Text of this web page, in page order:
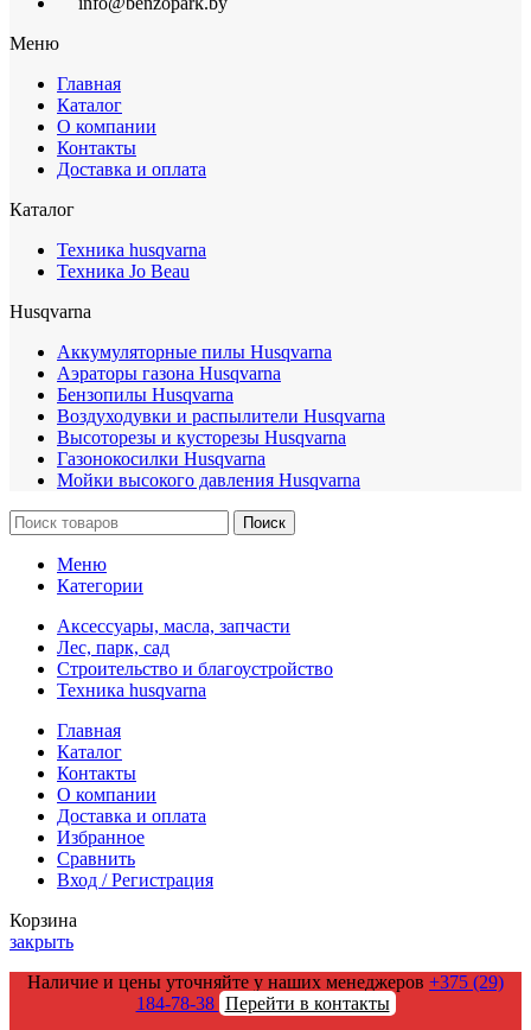
Меню
Главная
Каталог
О компании
Контакты
Доставка и оплата
Каталог
Техника husqvarna
Техника Jo Beau
Husqvarna
Аккумуляторные пилы Husqvarna
Аэраторы газона Husqvarna
Бензопилы Husqvarna
Воздуходувки и распылители Husqvarna
Высоторезы и кусторезы Husqvarna
Газонокосилки Husqvarna
Мойки высокого давления Husqvarna
Поиск
Меню
Категории
Аксессуары, масла, запчасти
Лес, парк, сад
Строительство и благоустройство
Техника husqvarna
Главная
Каталог
Контакты
О компании
Доставка и оплата
Избранное
Сравнить
Вход / Регистрация
Корзина
закрыть
Наличие и цены уточняйте у наших менеджеров +375 (29)
184-78-38 Перейти в контакты